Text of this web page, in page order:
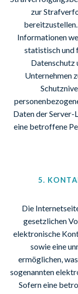
zur
Informationen
statistisch und
Datenschutz
Unternehmen
Daten der Server-
eine betroffene
5.
Die
gesetzlichen
elektronische
sowie eine
ermöglichen,
sogenannten
Sofern eine